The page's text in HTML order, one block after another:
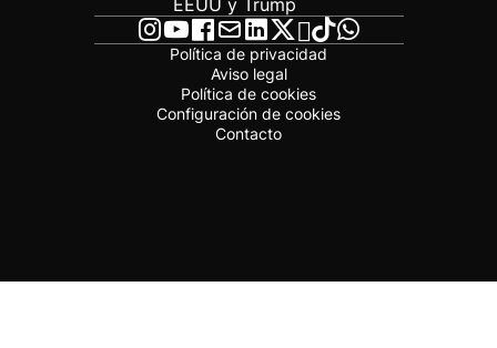
EEUU y Trump
Política de privacidad
Aviso legal
Política de cookies
Configuración de cookies
Contacto